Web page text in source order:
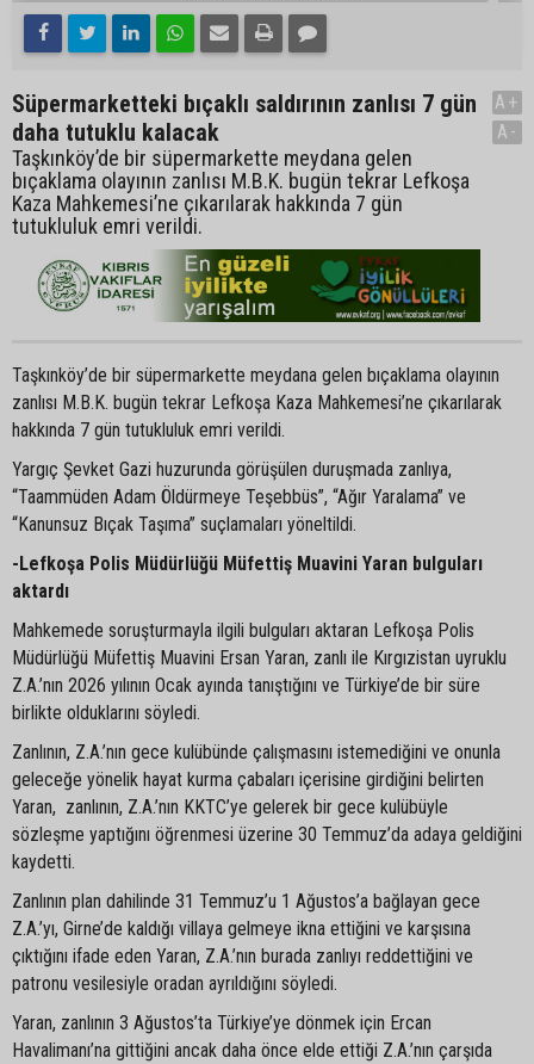
Süpermarketteki bıçaklı saldırının zanlısı 7 gün
daha tutuklu kalacak
Taşkınköy’de bir süpermarkette meydana gelen
bıçaklama olayının zanlısı M.B.K. bugün tekrar Lefkoşa
Kaza Mahkemesi’ne çıkarılarak hakkında 7 gün
tutukluluk emri verildi.
A+
A-
Taşkınköy’de bir süpermarkette meydana gelen bıçaklama olayının
zanlısı M.B.K. bugün tekrar Lefkoşa Kaza Mahkemesi’ne çıkarılarak
hakkında 7 gün tutukluluk emri verildi.
Yargıç Şevket Gazi huzurunda görüşülen duruşmada zanlıya,
“Taammüden Adam Öldürmeye Teşebbüs”, “Ağır Yaralama” ve
“Kanunsuz Bıçak Taşıma” suçlamaları yöneltildi.
-Lefkoşa Polis Müdürlüğü Müfettiş Muavini Yaran bulguları
aktardı
Mahkemede soruşturmayla ilgili bulguları aktaran Lefkoşa Polis
Müdürlüğü Müfettiş Muavini Ersan Yaran, zanlı ile Kırgızistan uyruklu
Z.A.’nın 2026 yılının Ocak ayında tanıştığını ve Türkiye’de bir süre
birlikte olduklarını söyledi.
Zanlının, Z.A.’nın gece kulübünde çalışmasını istemediğini ve onunla
geleceğe yönelik hayat kurma çabaları içerisine girdiğini belirten
Yaran, zanlının, Z.A.’nın KKTC’ye gelerek bir gece kulübüyle
sözleşme yaptığını öğrenmesi üzerine 30 Temmuz’da adaya geldiğini
kaydetti.
Zanlının plan dahilinde 31 Temmuz’u 1 Ağustos’a bağlayan gece
Z.A.’yı, Girne’de kaldığı villaya gelmeye ikna ettiğini ve karşısına
çıktığını ifade eden Yaran, Z.A.’nın burada zanlıyı reddettiğini ve
patronu vesilesiyle oradan ayrıldığını söyledi.
Yaran, zanlının 3 Ağustos’ta Türkiye’ye dönmek için Ercan
Havalimanı’na gittiğini ancak daha önce elde ettiği Z.A.’nın çarşıda